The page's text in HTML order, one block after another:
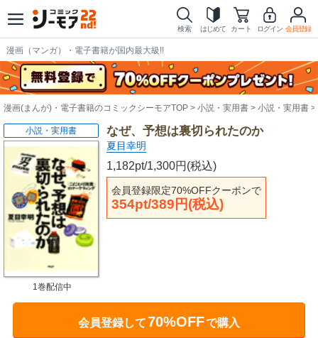
検索 はじめて カート ログイン 会員登録
漫画（マンガ）・電子書籍が国内最大級!!
漫画(まんが)・電子書籍のコミックシーモアTOP 小説・実用書 小説・実用書
なぜ、予想は裏切られたのか
夏目幸明
1,182pt/1,300円(税込)
会員登録限定70%OFFクーポンで
354pt/389円(税込)
小説・実用書
1巻配信中
会員登録して70%OFFで購入